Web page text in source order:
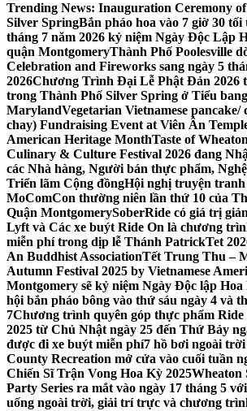
Trending News: Inauguration Ceremony
Silver SpringBắn pháo hoa vào 7 giờ 30 tối
tháng 7 năm 2026 kỷ niệm Ngày Độc Lập
quận MontgomeryThành Phố Poolesville
Celebration and Fireworks sang ngày 5
2026Chương Trình Đại Lễ Phật Đản 2026
trong Thành Phố Silver Spring ở Tiểu bang
MarylandVegetarian Vietnamese pancake/
chay) Fundraising Event at Viên Ân
American Heritage MonthTaste of
Culinary & Culture Festival 2026 đang
các Nhà hàng, Người bán thực phẩm,
Triển lãm Cộng đồngHội nghị truyện
MoComCon thường niên lần thứ 10 của
Quận MontgomerySoberRide có giá trị
Lyft và Các xe buýt Ride On là chương
miễn phí trong dịp lễ Thánh PatrickTet
An Buddhist AssociationTết Trung Thu –
Autumn Festival 2025 by Vietnamese
Montgomery sẽ kỷ niệm Ngày Độc lập Hoa
hội bắn pháo bông vào thứ sáu ngày 4 và
7Chương trình quyên góp thực phẩm
2025 từ Chủ Nhật ngày 25 đến Thứ Bảy
được đi xe buýt miễn phí7 hồ bơi ngoài
County Recreation mở cửa vào cuối tuần
Chiến Sĩ Trận Vong Hoa Kỳ 2025Wheaton
Party Series ra mắt vào ngày 17 tháng 5
uống ngoài trời, giải trí trực và chương